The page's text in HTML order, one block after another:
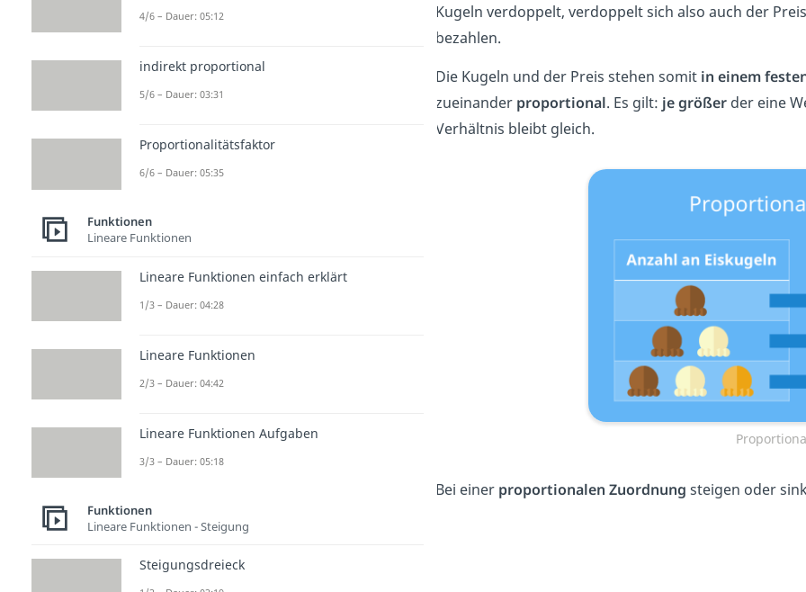
Kugeln verdoppelt, verdoppelt sich also auch der
bezahlen.
Die Kugeln und der Preis stehen somit in einem
zueinander proportional. Es gilt: je größerder eine
Verhältnis bleibt gleich.
Bei einer proportionalen Zuordnung steigen oder
4/6 – Dauer: 05:12
indirekt proportional
5/6 – Dauer: 03:31
Proportionalitätsfaktor
6/6 – Dauer: 05:35
Funktionen
Lineare Funktionen
Lineare Funktionen einfach erklärt
1/3 – Dauer: 04:28
Lineare Funktionen
2/3 – Dauer: 04:42
Lineare Funktionen Aufgaben
3/3 – Dauer: 05:18
Funktionen
Lineare Funktionen - Steigung
Steigungsdreieck